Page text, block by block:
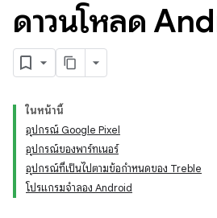
ดาวน์โหลด
ในหน้านี้
อุปกรณ์ Google Pixel
อุปกรณ์ของพาร์ทเนอร์
อุปกรณ์ที่เป็นไปตามข้อกำหนดของ Treble
โปรแกรมจำลอง Android